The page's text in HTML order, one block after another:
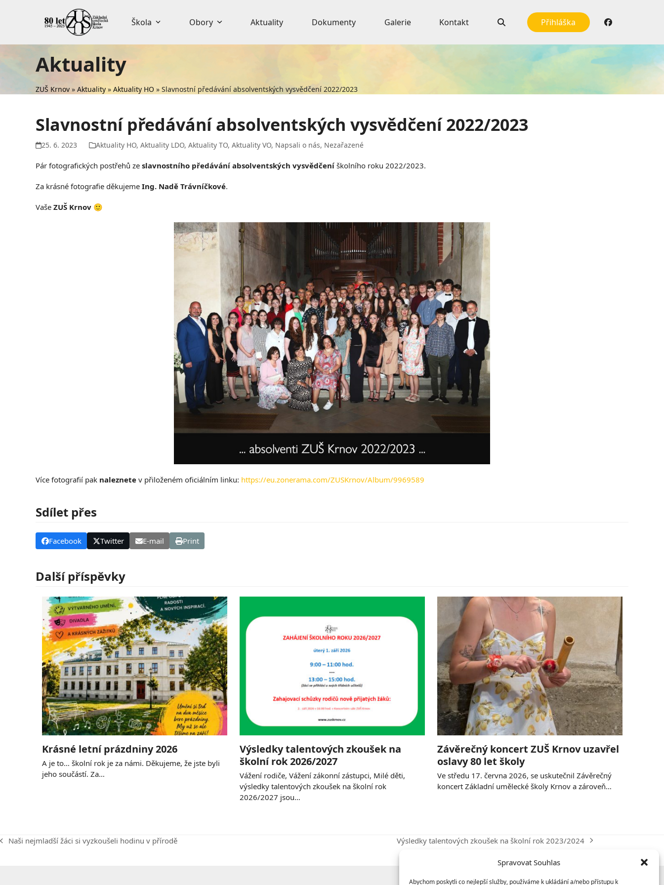
Spravovat Souhlas
Abychom poskytli co nejlepší služby, používáme k ukládání a/nebo přístupu k
Škola Obory Aktuality Dokumenty Galerie Kontakt Přihláška
Aktuality
ZUŠ Krnov » Aktuality » Aktuality HO » Slavnostní předávání absolventských vysvědčení 2022/2023
Slavnostní předávání absolventských vysvědčení 2022/2023
25. 6. 2023 Aktuality HO,Aktuality LDO,Aktuality TO,Aktuality VO, Napsali o nás, Nezařazené
Pár fotografických postřehů ze slavnostního předávání absolventských vysvědčení školního roku 2022/2023.
Za krásné fotografie děkujeme Ing. Nadě Trávníčkové.
Vaše ZUŠ Krnov 🙂
Více fotografií pak naleznete v přiloženém oficiálním linku: https://eu.zonerama.com/ZUSKrnov/Album/9969589
Sdílet přes
Facebook Twitter E-mail Print
Další příspěvky
Krásné letní prázdniny 2026
A je to… školní rok je za námi. Děkujeme, že jste byli
jeho součástí. Za…
Výsledky talentových zkoušek na
školní rok 2026/2027
Vážení rodiče, Vážení zákonní zástupci, Milé děti,
výsledky talentových zkoušek na školní rok
2026/2027 jsou…
Závěrečný koncert ZUŠ Krnov uzavřel
oslavy 80 let školy
Ve středu 17. června 2026, se uskutečnil Závěrečný
koncert Základní umělecké školy Krnov a zároveň…
previous
Naši nejmladší žáci si vyzkoušeli hodinu v přírodě
next
post:
Výsledky talentových zkoušek na školní rok 2023/2024